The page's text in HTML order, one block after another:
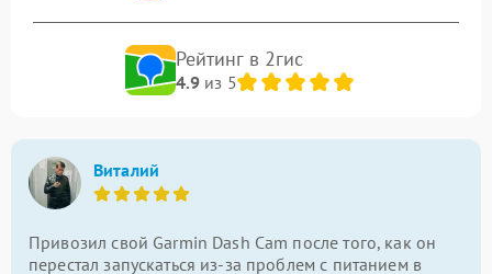
Рейтинг в 2гис
4.9из 5
Виталий
Привозил свой Garmin Dash Cam после того, как он
перестал запускаться из-за проблем с питанием в